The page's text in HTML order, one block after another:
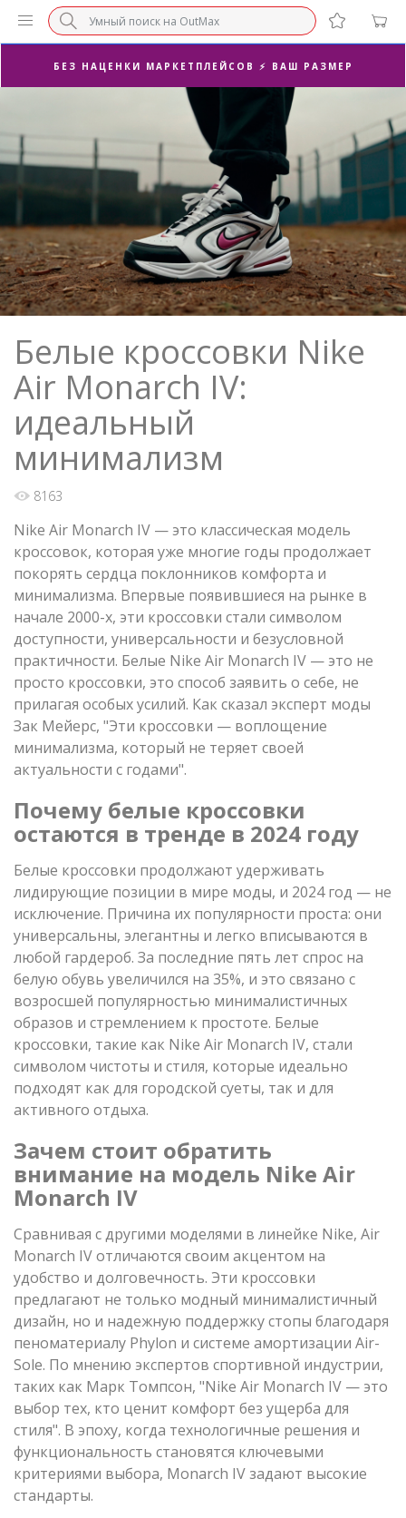
БЕЗ НАЦЕНКИ МАРКЕТПЛЕЙСОВ ⚡ ВАШ РАЗМЕР
3-Я ПАРА В ПОДАРОК 🎁
ПОСЛЕДНИЕ РАЗМЕРЫ ОТ 1500₽⚡️
СУПЕРАКЦИЯ 🔥 2-Я ПАРА -50%
Белые кроссовки Nike
Air Monarch IV:
идеальный
минимализм
8163
Nike Air Monarch IV — это классическая модель
кроссовок, которая уже многие годы продолжает
покорять сердца поклонников комфорта и
минимализма. Впервые появившиеся на рынке в
начале 2000-х, эти кроссовки стали символом
доступности, универсальности и безусловной
практичности. Белые Nike Air Monarch IV — это не
просто кроссовки, это способ заявить о себе, не
прилагая особых усилий. Как сказал эксперт моды
Зак Мейерс, "Эти кроссовки — воплощение
минимализма, который не теряет своей
актуальности с годами".
Почему белые кроссовки
остаются в тренде в 2024 году
Белые кроссовки продолжают удерживать
лидирующие позиции в мире моды, и 2024 год — не
исключение. Причина их популярности проста: они
универсальны, элегантны и легко вписываются в
любой гардероб. За последние пять лет спрос на
белую обувь увеличился на 35%, и это связано с
возросшей популярностью минималистичных
образов и стремлением к простоте. Белые
кроссовки, такие как Nike Air Monarch IV, стали
символом чистоты и стиля, которые идеально
подходят как для городской суеты, так и для
активного отдыха.
Зачем стоит обратить
внимание на модель Nike Air
Monarch IV
Сравнивая с другими моделями в линейке Nike, Air
Monarch IV отличаются своим акцентом на
удобство и долговечность. Эти кроссовки
предлагают не только модный минималистичный
дизайн, но и надежную поддержку стопы благодаря
пеноматериалу Phylon и системе амортизации Air-
Sole. По мнению экспертов спортивной индустрии,
таких как Марк Томпсон, "Nike Air Monarch IV — это
выбор тех, кто ценит комфорт без ущерба для
стиля". В эпоху, когда технологичные решения и
функциональность становятся ключевыми
критериями выбора, Monarch IV задают высокие
стандарты.